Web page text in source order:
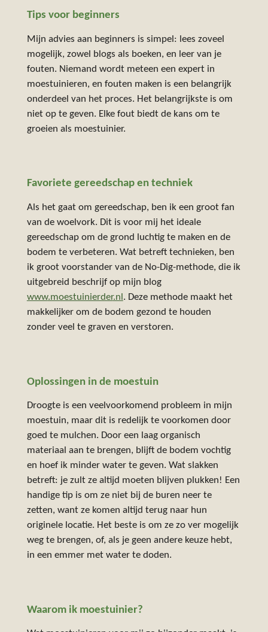
Tips voor beginners
Mijn advies aan beginners is simpel: lees zoveel
mogelijk, zowel blogs als boeken, en leer van je
fouten. Niemand wordt meteen een expert in
moestuinieren, en fouten maken is een belangrijk
onderdeel van het proces. Het belangrijkste is om
niet op te geven. Elke fout biedt de kans om te
groeien als moestuinier.
Favoriete gereedschap en techniek
Als het gaat om gereedschap, ben ik een groot fan
van de woelvork. Dit is voor mij het ideale
gereedschap om de grond luchtig te maken en de
bodem te verbeteren. Wat betreft technieken, ben
ik groot voorstander van de No-Dig-methode, die ik
uitgebreid beschrijf op mijn blog
www.moestuinierder.nl . Deze methode maakt het
makkelijker om de bodem gezond te houden
zonder veel te graven en verstoren.
Oplossingen in de moestuin
Droogte is een veelvoorkomend probleem in mijn
moestuin, maar dit is redelijk te voorkomen door
goed te mulchen. Door een laag organisch
materiaal aan te brengen, blijft de bodem vochtig
en hoef ik minder water te geven. Wat slakken
betreft: je zult ze altijd moeten blijven plukken! Een
handige tip is om ze niet bij de buren neer te
zetten, want ze komen altijd terug naar hun
originele locatie. Het beste is om ze zo ver mogelijk
weg te brengen, of, als je geen andere keuze hebt,
in een emmer met water te doden.
Waarom ik moestuinier?